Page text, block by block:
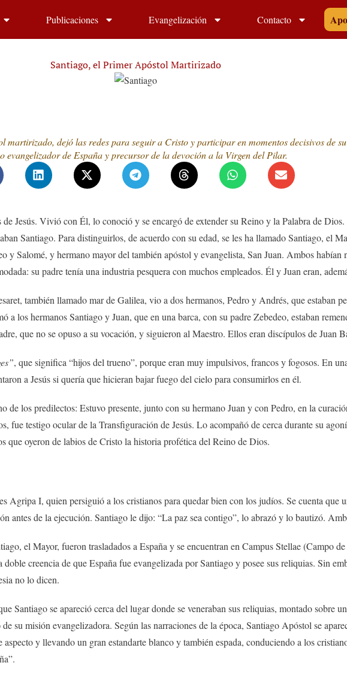
Publicaciones Evangelización Contacto
Santiago, el Primer Apóstol Martirizado
martirizado, dejó las redes para seguir a Cristo y participar en momentos decisivos de
evangelizador de España y precursor de la devoción a la Virgen del Pilar.
Jesús. Vivió con Él, lo conoció y se encargó de extender su Reino y la Palabra de Dios.
Santiago. Para distinguirlos, de acuerdo con su edad, se les ha llamado Santiago, el
y Salomé, y hermano mayor del también apóstol y evangelista, San Juan. Ambos habían
su padre tenía una industria pesquera con muchos empleados. Él y Juan eran,
también llamado mar de Galilea, vio a dos hermanos, Pedro y Andrés, que estaban
a los hermanos Santiago y Juan, que en una barca, con su padre Zebedeo, estaban
que no se opuso a su vocación, y siguieron al Maestro. Ellos eran discípulos de Juan
, que significa “hijos del trueno”, porque eran muy impulsivos, francos y fogosos. En
a Jesús si quería que hicieran bajar fuego del cielo para consumirlos en él.
de los predilectos: Estuvo presente, junto con su hermano Juan y con Pedro, en la
fue testigo ocular de la Transfiguración de Jesús. Lo acompañó de cerca durante su
que oyeron de labios de Cristo la historia profética del Reino de Dios.
Agripa I, quien persiguió a los cristianos para quedar bien con los judíos. Se cuenta que
antes de la ejecución. Santiago le dijo: “La paz sea contigo”, lo abrazó y lo bautizó.
el Mayor, fueron trasladados a España y se encuentran en Campus Stellae (Campo
creencia de que España fue evangelizada por Santiago y posee sus reliquias. Sin
no lo dicen.
Santiago se apareció cerca del lugar donde se veneraban sus reliquias, montado sobre
su misión evangelizadora. Según las narraciones de la época, Santiago Apóstol se
y llevando un gran estandarte blanco y también espada, conduciendo a los